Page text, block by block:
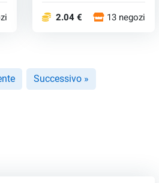
2.04 € 13 negozi
Successivo »